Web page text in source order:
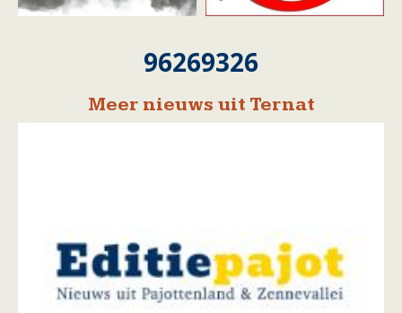
96269326
Meer nieuws uit Ternat